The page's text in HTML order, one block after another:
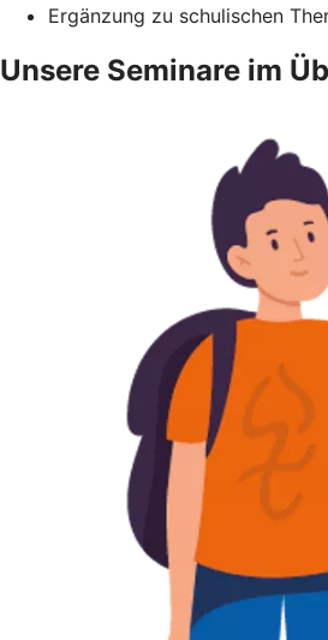
Ergänzung zu schulischen
Unsere Seminare im